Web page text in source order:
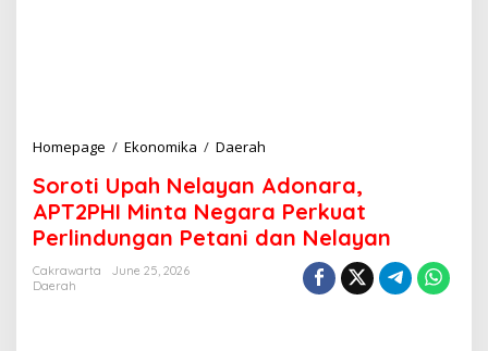
Homepage / Ekonomika / Daerah
r
o
t
i
Soroti Upah Nelayan Adonara,
APT2PHI Minta Negara Perkuat
Perlindungan Petani dan Nelayan
Cakrawarta
June 25, 2026
Daerah